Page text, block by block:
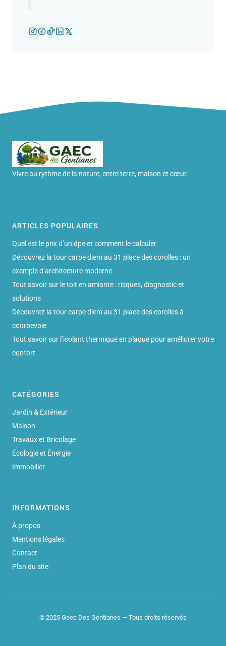
Vivre au rythme de la nature, entre terre, maison et cœur.
ARTICLES POPULAIRES
Quel est le prix d’un dpe et comment le calculer
Découvrez la tour carpe diem au 31 place des corolles : un
exemple d’architecture moderne
Tout savoir sur le toit en amiante : risques, diagnostic et
solutions
Découvrez la tour carpe diem au 31 place des corolles à
courbevoie
Tout savoir sur l’isolant thermique en plaque pour améliorer votre
confort
CATÉGORIES
Jardin & Extérieur
Maison
Travaux et Bricolage
Écologie et Énergie
Immobilier
INFORMATIONS
À propos
Mentions légales
Contact
Plan du site
© 2025 Gaec Des Gentianes — Tous droits réservés